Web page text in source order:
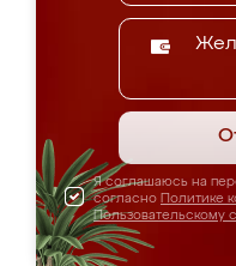
Я соглашаюсь на
согласно Политике
Пользовательскому